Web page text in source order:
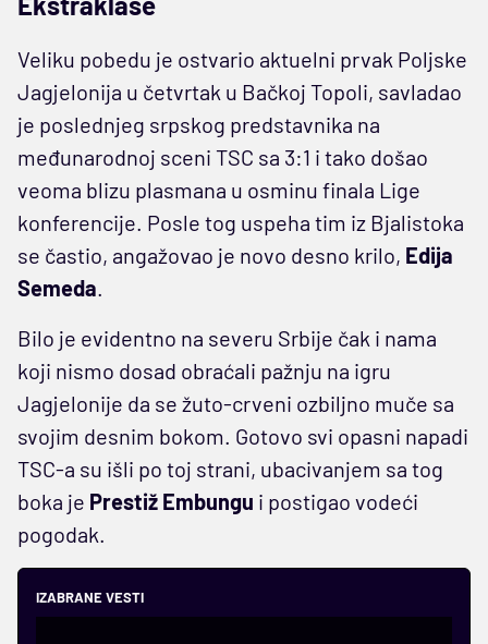
Veliku pobedu je ostvario aktuelni prvak Poljske
Jagjelonija u četvrtak u Bačkoj Topoli, savladao
je poslednjeg srpskog predstavnika na
međunarodnoj sceni TSC sa 3:1 i tako došao
veoma blizu plasmana u osminu finala Lige
konferencije. Posle tog uspeha tim iz Bjalistoka
se častio, angažovao je novo desno krilo, Edija
Semeda.
Bilo je evidentno na severu Srbije čak i nama
koji nismo dosad obraćali pažnju na igru
Jagjelonije da se žuto-crveni ozbiljno muče sa
svojim desnim bokom. Gotovo svi opasni napadi
TSC-a su išli po toj strani, ubacivanjem sa tog
boka je Prestiž Embungu i postigao vodeći
pogodak.
IZABRANE VESTI